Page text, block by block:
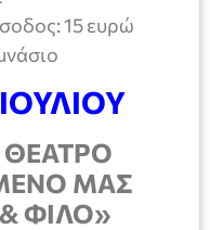
15 ευρώ
ΘΕΑΤΡΟ
ΜΑΣ
ΦΙΛΟ»